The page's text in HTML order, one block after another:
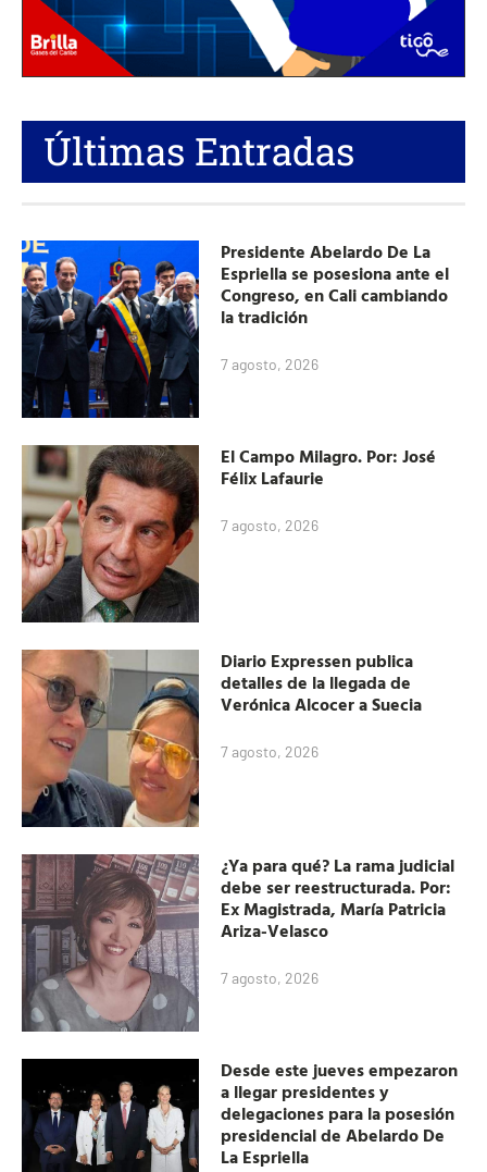
Últimas Entradas
Presidente Abelardo De La
Espriella se posesiona ante el
Congreso, en Cali cambiando
la tradición
7 agosto, 2026
El Campo Milagro. Por: José
Félix Lafaurie
7 agosto, 2026
Diario Expressen publica
detalles de la llegada de
Verónica Alcocer a Suecia
7 agosto, 2026
¿Ya para qué? La rama judicial
debe ser reestructurada. Por:
Ex Magistrada, María Patricia
Ariza-Velasco
7 agosto, 2026
Desde este jueves empezaron
a llegar presidentes y
delegaciones para la posesión
presidencial de Abelardo De
La Espriella